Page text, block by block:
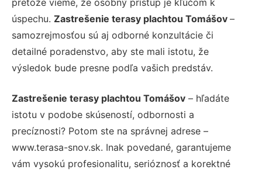
úspechu. Zastrešenie terasy plachtou Tomášov –
samozrejmosťou sú aj odborné konzultácie či
detailné poradenstvo, aby ste mali istotu, že
výsledok bude presne podľa vašich predstáv.
Zastrešenie terasy plachtou Tomášov – hľadáte
istotu v podobe skúseností, odbornosti a
precíznosti? Potom ste na správnej adrese –
www.terasa-snov.sk. Inak povedané, garantujeme
vám vysokú profesionalitu, serióznosť a korektné